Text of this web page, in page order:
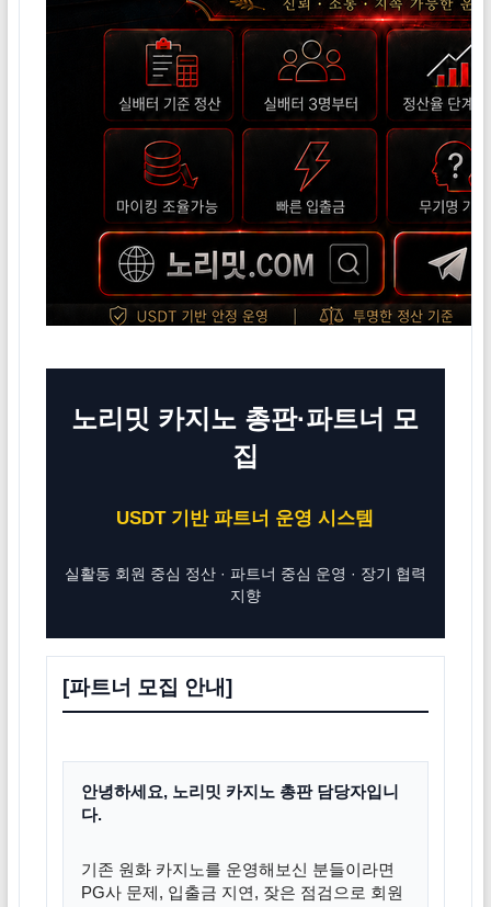
노리밋 카지노 총판·파트너 모
집
USDT 기반 파트너 운영 시스템
실활동 회원 중심 정산 · 파트너 중심 운영 · 장기 협력
지향
[파트너 모집 안내]
안녕하세요, 노리밋 카지노 총판 담당자입니
다.
기존 원화 카지노를 운영해보신 분들이라면
PG사 문제, 입출금 지연, 잦은 점검으로 회원